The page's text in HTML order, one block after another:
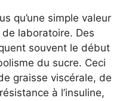
qu’une simple valeur
laboratoire. Des
souvent le début
du sucre. Ceci
graisse viscérale, de
à l’insuline,